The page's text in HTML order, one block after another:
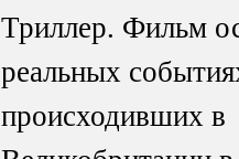
Триллер. Фильм
реальных
происходивших в